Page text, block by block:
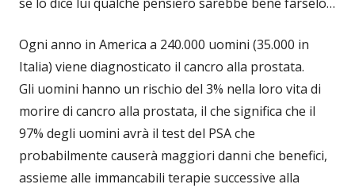
Ogni anno in America a 240.000 uomini (35.000 in
Italia) viene diagnosticato il cancro alla prostata.
Gli uomini hanno un rischio del 3% nella loro vita di
morire di cancro alla prostata, il che significa che il
97% degli uomini avrà il test del PSA che
probabilmente causerà maggiori danni che benefici,
assieme alle immancabili terapie successive alla